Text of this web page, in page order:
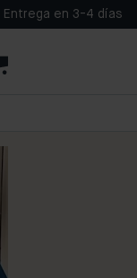
Entrega en 3-4 días